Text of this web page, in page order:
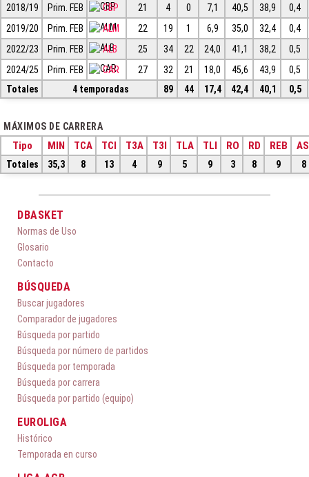
2018/19 Prim. FEB CBP 21 4 0 7,1 40,5 38,9
0,4
2019/20
Prim. FEB ALM 22 19 1 6,9 35,0 32,4
0,4
2022/23
Prim. FEB ALB 25 34 22 24,0 41,1 38,2
0,5
2024/25
Prim. FEB CAR 27 32 21 18,0 45,6 43,9
0,5
Totales
4 temporadas 89 44 17,4 42,4 40,1 0,5
MÁXIMOS DE CARRERA
Tipo MIN TCA TCI T3A T3I TLA TLI RO RD REB
Totales 35,3 8 13 4 9 5 9 3 8 9 8
DBASKET
Normas de Uso
Glosario
Contacto
BÚSQUEDA
Buscar jugadores
Comparador de jugadores
Búsqueda por partido
Búsqueda por número de partidos
Búsqueda por temporada
Búsqueda por carrera
Búsqueda por partido (equipo)
EUROLIGA
Histórico
Temporada en curso